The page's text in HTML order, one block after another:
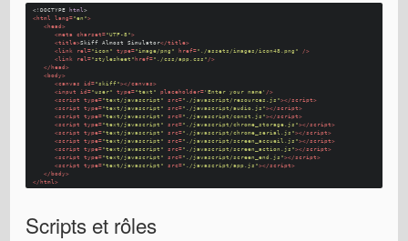
<!DOCTYPE html>
<html lang="en">
<head>
<meta charset="UTF-8">
<title>Skiff Almost Simulator</title>
<link rel="icon" type="image/png" href="./assets/images/icon48.png"
/>
<link rel="stylesheet" href="./css/app.css" />
</ head>
<body>
<canvas id="skiff"></canvas>
<input id="user" type="text" placeholder='Enter your name' />
<script type="text/javascript" src="./javascript/resources.js"></script>
<script type="text/javascript" src="./javascript/audio.js"></script>
<script type="text/javascript" src="./javascript/const.js"></script>
<script type="text/javascript" src="./javascript/chrome_storage.js"></script>
<script type="text/javascript" src="./javascript/chrome_serial.js"></script>
<script type="text/javascript" src="./javascript/screen_accueil.js"></script>
<script type="text/javascript" src="./javascript/screen_action.js"></script>
<script type="text/javascript" src="./javascript/screen_end.js"></script>
<script type="text/javascript" src="./javascript/app.js"></script>
</ body>
</ html>
Scripts et rôles